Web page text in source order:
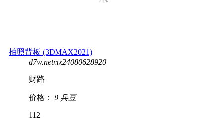
拍照背板 (3DMAX2021)
d7w.netmx24080628920
财路
价格： 9 兵豆
112